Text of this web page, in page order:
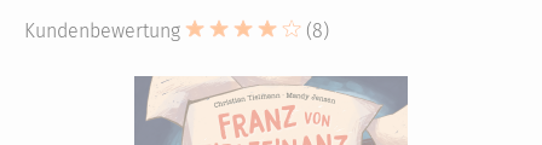
Kundenbewertung (8)